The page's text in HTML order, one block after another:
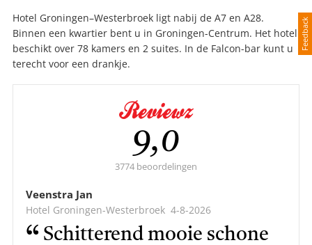
Hotel Groningen–Westerbroek ligt nabij de A7 en A28.
Binnen een kwartier bent u in Groningen-Centrum. Het hotel
beschikt over 78 kamers en 2 suites. In de Falcon-bar kunt u
terecht voor een drankje.
Gemiddelde
score:
9,0
3774 beoordelingen
Veenstra Jan
Hotel Groningen-Westerbroek 4-8-2026
Schitterend mooie schone
Feedback